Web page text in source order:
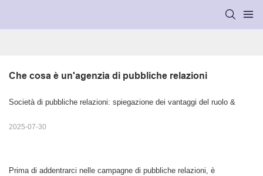
Che cosa è un'agenzia di pubbliche relazioni
Società di pubbliche relazioni: spiegazione dei vantaggi del ruolo &
2025-07-30
Prima di addentrarci nelle campagne di pubbliche relazioni, è